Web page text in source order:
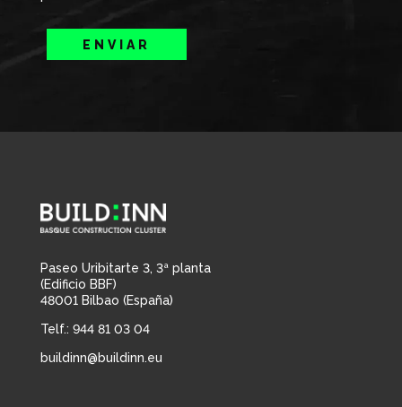
ENVIAR
Paseo Uribitarte 3, 3ª planta
(Edificio BBF)
48001 Bilbao (España)
Telf.: 944 81 03 04
buildinn@buildinn.eu